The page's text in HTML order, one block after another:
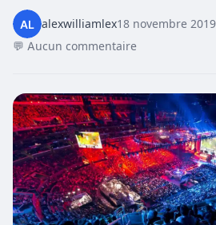
alexwilliamlex18 novembre 2019
💬 Aucun commentaire